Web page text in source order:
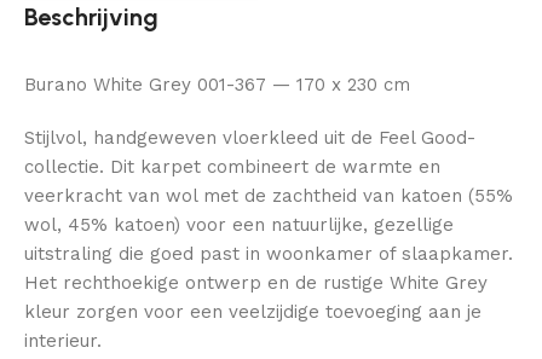
Beschrijving
Burano White Grey 001-367 — 170 x 230 cm
Stijlvol, handgeweven vloerkleed uit de Feel Good-
collectie. Dit karpet combineert de warmte en
veerkracht van wol met de zachtheid van katoen (55%
wol, 45% katoen) voor een natuurlijke, gezellige
uitstraling die goed past in woonkamer of slaapkamer.
Het rechthoekige ontwerp en de rustige White Grey
kleur zorgen voor een veelzijdige toevoeging aan je
interieur.